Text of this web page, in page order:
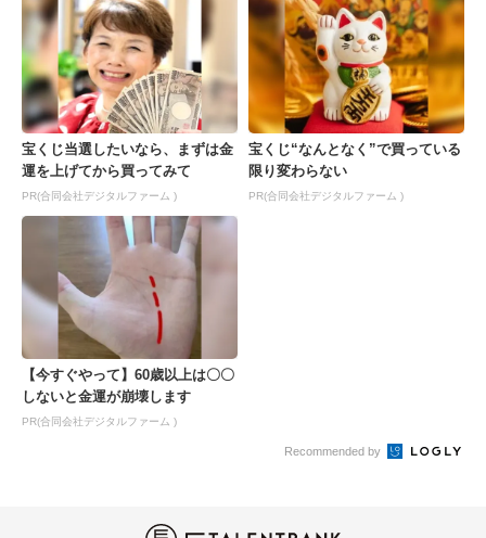
宝くじ当選したいなら、まずは金
運を上げてから買ってみて
PR(合同会社デジタルファーム )
宝くじ“なんとなく”で買っている
限り変わらない
PR(合同会社デジタルファーム )
【今すぐやって】60歳以上は〇〇
しないと金運が崩壊します
PR(合同会社デジタルファーム )
Recommended by